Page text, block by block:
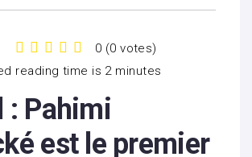
0 (0 votes)
reading time is 2 minutes
: Pahimi
est le premier